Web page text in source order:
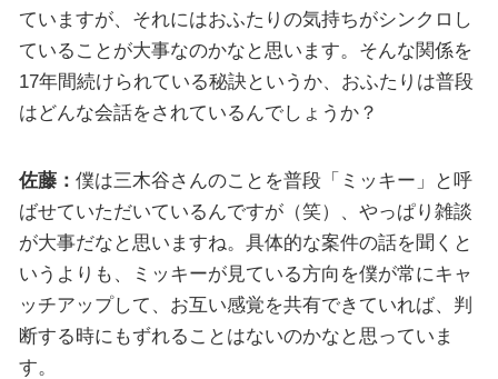
ていますが、それにはおふたりの気持ちがシンクロし
ていることが大事なのかなと思います。そんな関係を
17年間続けられている秘訣というか、おふたりは普段
はどんな会話をされているんでしょうか？
佐藤： 僕は三木谷さんのことを普段「ミッキー」と呼
ばせていただいているんですが（笑）、やっぱり雑談
が大事だなと思いますね。具体的な案件の話を聞くと
いうよりも、ミッキーが見ている方向を僕が常にキャ
ッチアップして、お互い感覚を共有できていれば、判
断する時にもずれることはないのかなと思っていま
す。